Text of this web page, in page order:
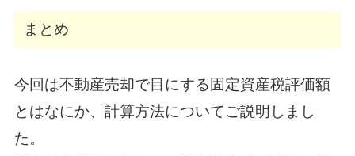
まとめ
今回は不動産売却で目にする固定資産税評価額
とはなにか、計算方法についてご説明しまし
た。